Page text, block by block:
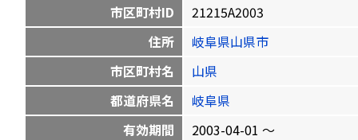
市区町村ID
21215A2003
住所
岐阜県山県市
市区町村名
山県
都道府県名
岐阜県
有効期間
2003-04-01 〜